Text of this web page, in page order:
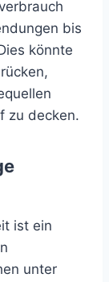
bis
könnte
zu decken.
ist ein
unter